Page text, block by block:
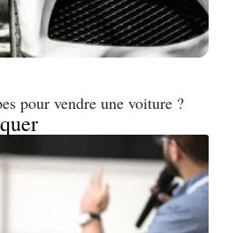
pour vendre une voiture ?